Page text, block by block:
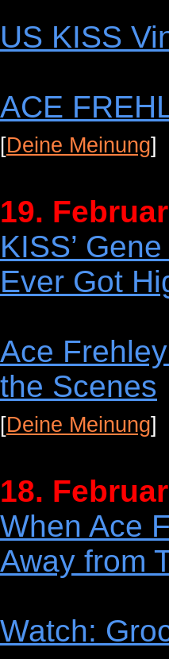
US KISS
ACE
[Deine Meinung]
19.
KISS’
Ever Got
Ace
the Scenes
[Deine Meinung]
18.
When Ace
Away from
Watch: